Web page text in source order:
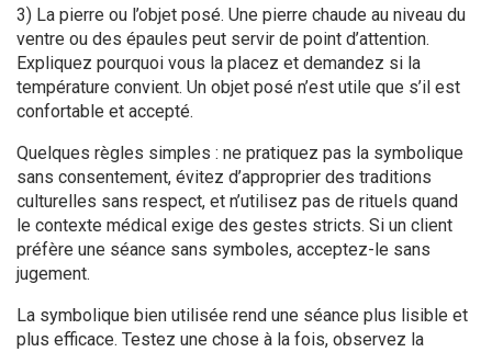
3) La pierre ou l’objet posé. Une pierre chaude au niveau du
ventre ou des épaules peut servir de point d’attention.
Expliquez pourquoi vous la placez et demandez si la
température convient. Un objet posé n’est utile que s’il est
confortable et accepté.
Quelques règles simples : ne pratiquez pas la symbolique
sans consentement, évitez d’approprier des traditions
culturelles sans respect, et n’utilisez pas de rituels quand
le contexte médical exige des gestes stricts. Si un client
préfère une séance sans symboles, acceptez-le sans
jugement.
La symbolique bien utilisée rend une séance plus lisible et
plus efficace. Testez une chose à la fois, observez la